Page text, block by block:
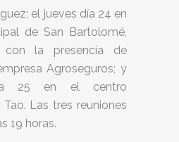
el jueves día 24 en
de San Bartolomé,
la presencia de
Agroseguros; y
25 en el centro
Las tres reuniones
19 horas.